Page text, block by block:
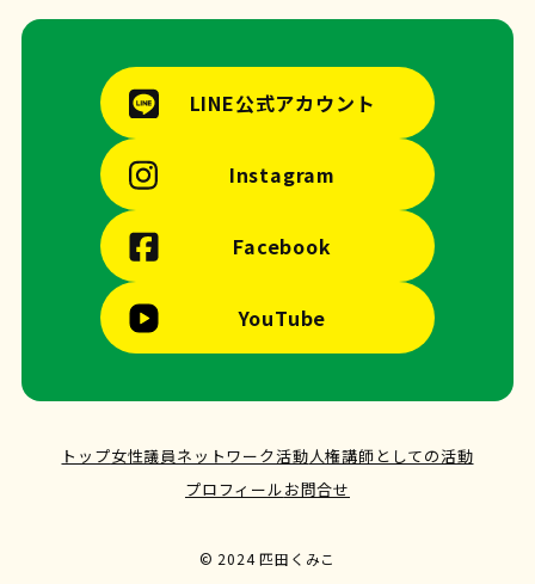
LINE公式アカウント
Instagram
Facebook
YouTube
トップ女性議員ネットワーク活動人権講師としての活動
プロフィールお問合せ
© 2024 匹田くみこ